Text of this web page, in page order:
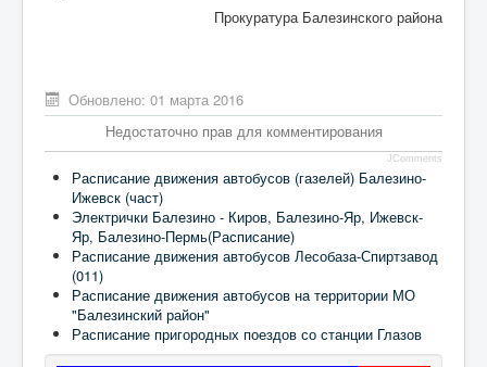
Прокуратура Балезинского района
Обновлено: 01 марта 2016
Недостаточно прав для комментирования
JComments
Расписание движения автобусов (газелей) Балезино-
Ижевск (част)
Электрички Балезино - Киров, Балезино-Яр, Ижевск-
Яр, Балезино-Пермь(Расписание)
Расписание движения автобусов Лесобаза-Спиртзавод
(011)
Расписание движения автобусов на территории МО
"Балезинский район"
Расписание пригородных поездов со станции Глазов